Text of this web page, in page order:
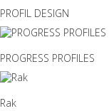
PROFIL DESIGN
PROGRESS PROFILES
Rak